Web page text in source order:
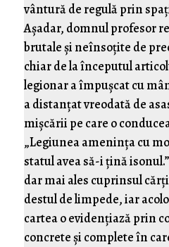
vântură de regulă prin
Aşadar, domnul profesor
brutale şi neînsoţite de
chiar de la începutul
legionar a împușcat cu
a distanțat vreodată de
mișcării pe care o
„Legiunea amenința cu
statul avea să-i țină
dar mai ales cuprinsul
destul de limpede, iar
cartea o evidenţiază prin
concrete şi complete în